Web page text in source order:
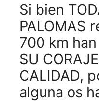
Si bien
PALOMAS
700 km
SU
CALIDAD,
alguna os